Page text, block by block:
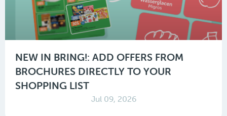
NEW IN BRING!: ADD OFFERS FROM
BROCHURES DIRECTLY TO YOUR
SHOPPING LIST
Jul 09, 2026